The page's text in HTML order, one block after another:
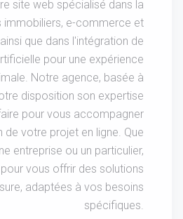
site web spécialisé dans la
immobiliers, e-commerce et
que dans l'intégration de
pour une expérience
Notre agence, basée à
disposition son expertise
pour vous accompagner
de votre projet en ligne. Que
entreprise ou un particulier,
vous offrir des solutions
adaptées à vos besoins
spécifiques.